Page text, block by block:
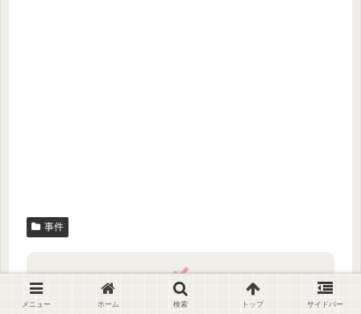
事件
Amyをフォローする
メニュー ホーム 検索 トップ サイドバー